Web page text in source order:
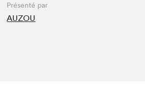
Présenté par
AUZOU